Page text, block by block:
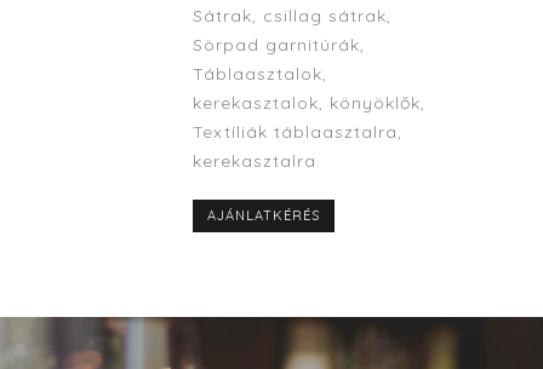
Sátrak, csillag sátrak,
Sörpad garnitúrák,
Táblaasztalok,
kerekasztalok, könyöklők,
Textíliák táblaasztalra,
kerekasztalra.
AJÁNLATKÉRÉS